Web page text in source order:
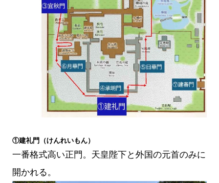
①建礼門（けんれいもん）
一番格式高い正門。天皇陛下と外国の元首のみに
開かれる。